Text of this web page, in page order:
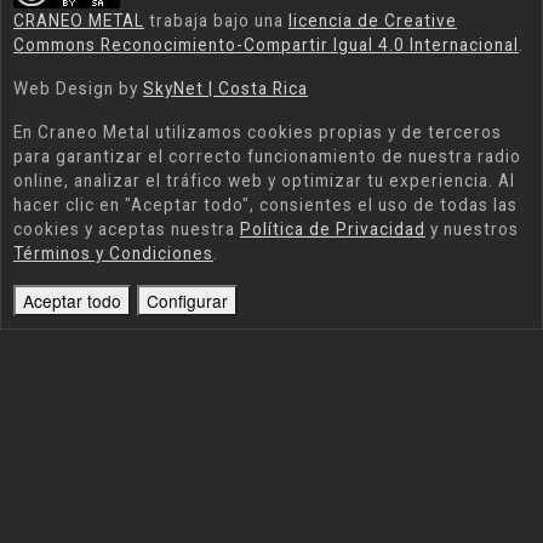
CRANEO METAL trabaja bajo una
licencia de Creative
Commons Reconocimiento-Compartir Igual 4.0 Internacional .
Web Design by SkyNet | Costa Rica
En Craneo Metal
utilizamos cookies propias y de terceros
para garantizar el correcto funcionamiento de nuestra radio
online, analizar el tráfico web y optimizar tu experiencia. Al
hacer clic en "Aceptar todo", consientes el uso de todas las
cookies y aceptas nuestra Política de Privacidad y nuestros
Términos y Condiciones.
Aceptar todo Configurar